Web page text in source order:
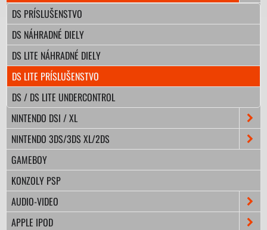
DS PRÍSLUŠENSTVO
DS NÁHRADNÉ DIELY
DS LITE NÁHRADNÉ DIELY
DS LITE PRÍSLUŠENSTVO
DS / DS LITE UNDERCONTROL
NINTENDO DSI / XL
NINTENDO 3DS/3DS XL/2DS
GAMEBOY
KONZOLY PSP
AUDIO-VIDEO
APPLE IPOD